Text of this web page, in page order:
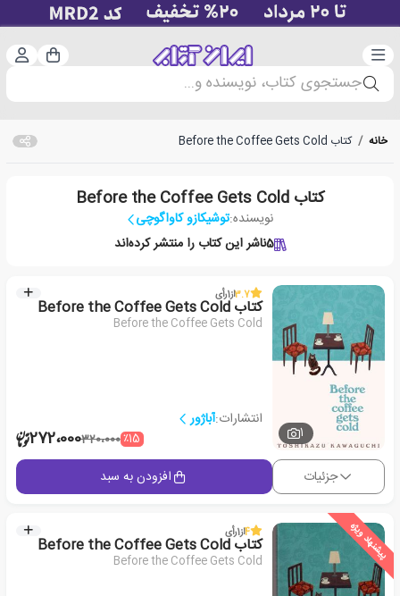
دسته‌بندی سبد
جستجوی کتاب، نویسنده و...
خانه / کتاب Before the Coffee Gets Cold
کتاب Before the Coffee Gets Cold
نویسنده:توشیکازو کاواگوچی
5ناشر این کتاب را منتشر کرده‌اند
1
3.7از1رأی
کتاب Before the Coffee Gets Cold
Before the Coffee Gets Cold
انتشارات:آباژور
٪15320،000272،000
جزئیات افزودن به سبد
پیشنهاد ویژه 4از1رأی
کتاب Before the Coffee Gets Cold
Before the Coffee Gets Cold